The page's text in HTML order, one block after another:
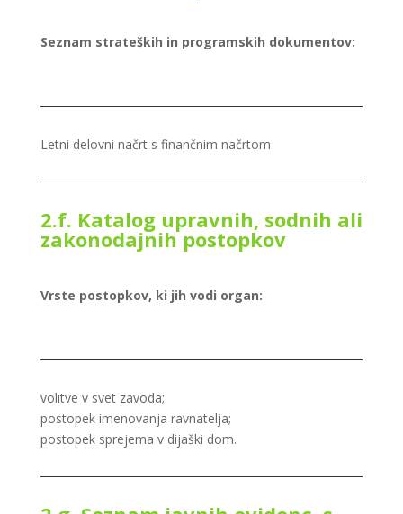
Seznam strateških in programskih dokumentov:
Letni delovni načrt s finančnim načrtom
2.f. Katalog upravnih, sodnih ali
zakonodajnih postopkov
Vrste postopkov, ki jih vodi organ:
volitve v svet zavoda;
postopek imenovanja ravnatelja;
postopek sprejema v dijaški dom.